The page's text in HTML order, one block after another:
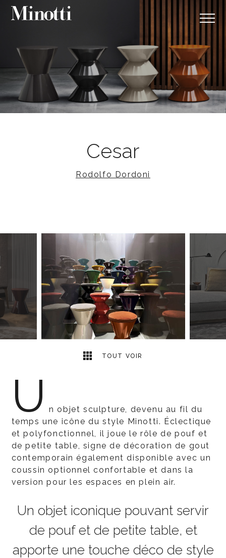
Cesar
Rodolfo Dordoni
TOUT VOIR
8
U
n objet sculpture, devenu au fil du
temps une icône du style Minotti. Éclectique
et polyfonctionnel, il joue le rôle de pouf et
de petite table, signe de décoration de gout
contemporain également disponible avec un
coussin optionnel confortable et dans la
version pour les espaces en plein air.
Un objet iconique pouvant servir
de pouf et de petite table, et
apporte une touche déco de style